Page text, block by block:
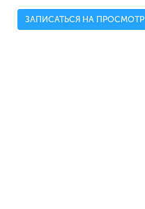
ЗАПИСАТЬСЯ НА ПРОСМОТР